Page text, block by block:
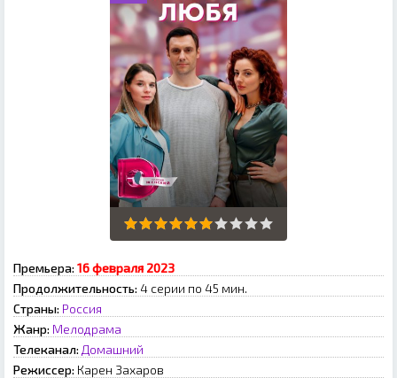
Премьера: 16 февраля 2023
Продолжительность: 4 серии по 45 мин.
Страны: Россия
Жанр: Мелодрама
Телеканал: Домашний
Режиссер: Карен Захаров